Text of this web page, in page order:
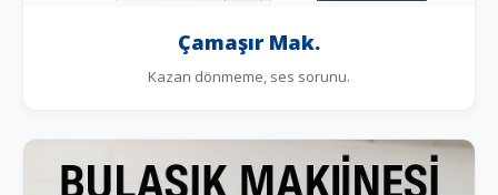
Çamaşır Mak.
Kazan dönmeme, ses sorunu.